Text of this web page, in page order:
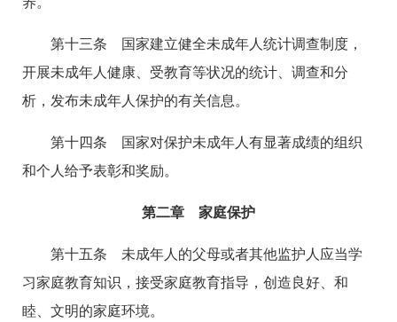
第十三条 国家建立健全未成年人统计调查制度，
开展未成年人健康、受教育等状况的统计、调查和分
析，发布未成年人保护的有关信息。
第十四条 国家对保护未成年人有显著成绩的组织
和个人给予表彰和奖励。
第二章 家庭保护
第十五条 未成年人的父母或者其他监护人应当学
习家庭教育知识，接受家庭教育指导，创造良好、和
睦、文明的家庭环境。